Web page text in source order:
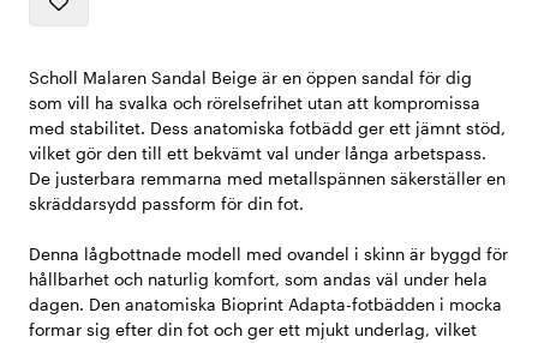
Scholl Malaren Sandal Beige är en öppen sandal för dig
som vill ha svalka och rörelsefrihet utan att kompromissa
med stabilitet. Dess anatomiska fotbädd ger ett jämnt stöd,
vilket gör den till ett bekvämt val under långa arbetspass.
De justerbara remmarna med metallspännen säkerställer en
skräddarsydd passform för din fot.
Denna lågbottnade modell med ovandel i skinn är byggd för
hållbarhet och naturlig komfort, som andas väl under hela
dagen. Den anatomiska Bioprint Adapta-fotbädden i mocka
formar sig efter din fot och ger ett mjukt underlag, vilket